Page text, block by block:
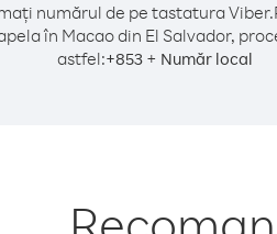
numărul de pe tastatura Viber.
în Macao din El Salvador,
astfel:+853 + Număr local